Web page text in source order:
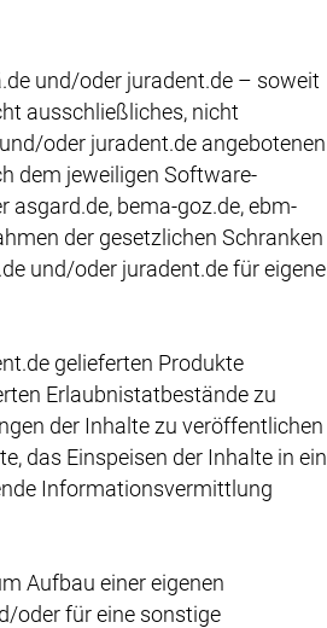
und/oder juradent.de – soweit
ausschließliches, nicht
oder juradent.de angebotenen
dem jeweiligen Software-
bema-goz.de, ebm-
der gesetzlichen Schranken
und/oder juradent.de für eigene
gelieferten Produkte
Erlaubnistatbestände zu
der Inhalte zu veröffentlichen
das Einspeisen der Inhalte in ein
Informationsvermittlung
Aufbau einer eigenen
oder für eine sonstige